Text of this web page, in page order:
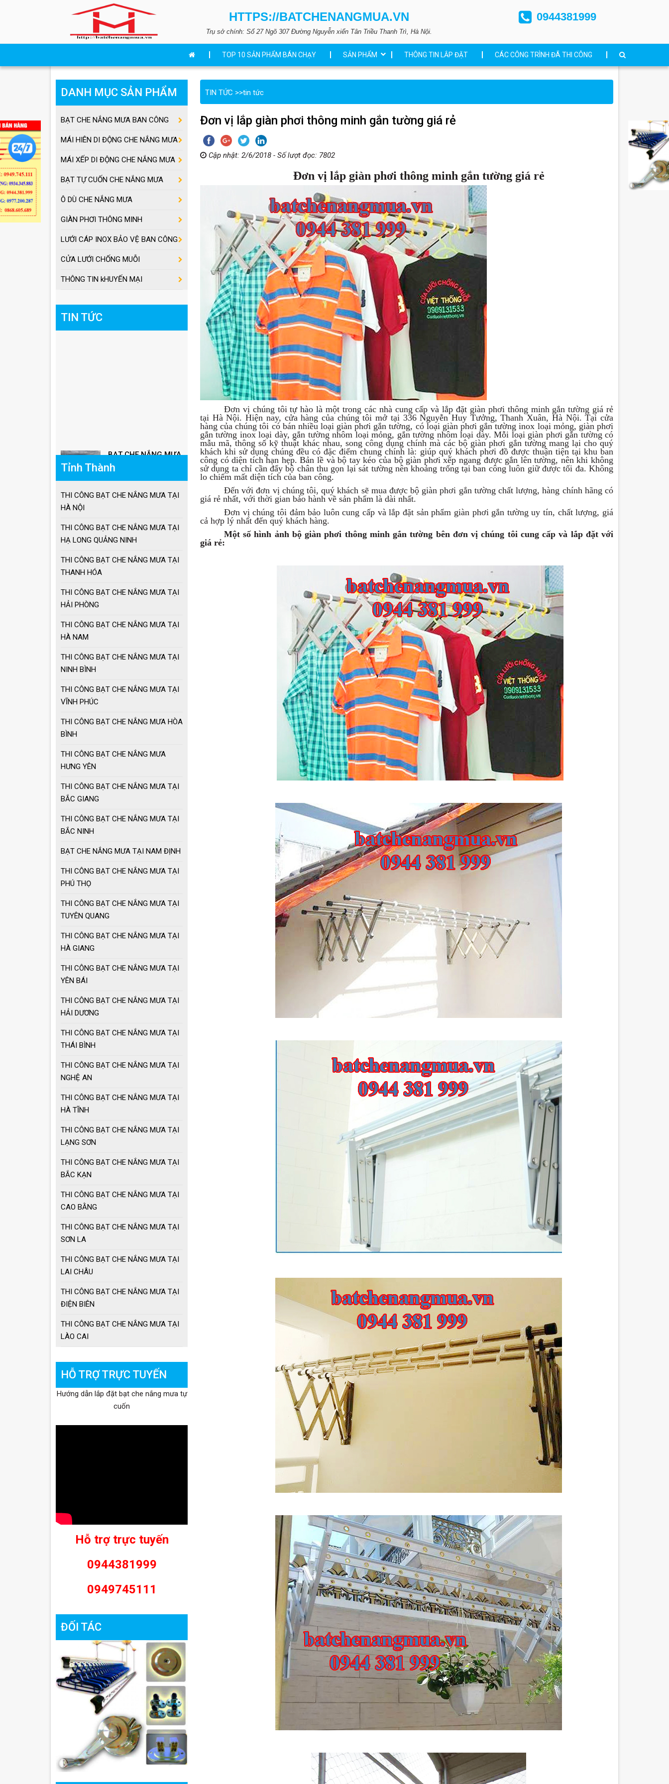
HTTPS://BATCHENANGMUA.VN
Trụ sở chính: Số 27 Ngõ 307 Đường Nguyễn xiển Tân Triều Thanh Trì, Hà Nội.
0944381999
TOP 10 SẢN PHẨM BÁN CHẠY SẢN PHẨM THÔNG TIN LẮP ĐẶT CÁC CÔNG TRÌNH ĐÃ THI CÔNG
TIN TỨC >>tin tức
Đơn vị lắp giàn phơi thông minh gắn tường giá rẻ
Cập nhật: 2/6/2018 - Số lượt đọc: 7802
Đơn vị lắp giàn phơi thông minh gắn tường giá rẻ
Đơn vị chúng tôi tự hào là một trong các nhà cung cấp và lắp đặt giàn phơi thông minh gắn tường giá rẻ
tại Hà Nội. Hiện nay, cửa hàng của chúng tôi mở tại 336 Nguyễn Huy Tưởng, Thanh Xuân, Hà Nội. Tại cửa
hàng của chúng tôi có bán nhiều loại giàn phơi gắn tường, có loại giàn phơi gắn tường inox loại mỏng, giàn phơi
gắn tường inox loại dày, gắn tường nhôm loại mỏng, gắn tường nhôm loại dày. Mỗi loại giàn phơi gắn tường có
mẫu mã, thông số kỹ thuật khác nhau, song công dụng chính mà các bộ giàn phơi gắn tường mang lại cho quý
khách khi sử dụng chúng đều có đặc điểm chung chính là: giúp quý khách phơi đồ được thuận tiện tại khu ban
công có diện tích hạn hẹp. Bản lề và bộ tay kéo của bộ giàn phơi xếp ngang được gắn lên tường, nên khi không
sử dụng ta chỉ cần đẩy bộ chân thu gọn lại sát tường nên khoảng trống tại ban công luôn giữ được tối đa. Không
lo chiếm mất diện tích của ban công.
Đến với đơn vị chúng tôi, quý khách sẽ mua được bộ giàn phơi gắn tường chất lượng, hàng chính hãng có
giá rẻ nhất, với thời gian bảo hành về sản phẩm là dài nhất.
Đơn vị chúng tôi đảm bảo luôn cung cấp và lắp đặt sản phẩm giàn phơi gắn tường uy tín, chất lượng, giá
cả hợp lý nhất đến quý khách hàng.
Một số hình ảnh bộ giàn phơi thông minh gắn tường bên đơn vị chúng tôi cung cấp và lắp đặt với
giá rẻ:
DANH MỤC SẢN PHẨM
BẠT CHE NẮNG MƯA BAN CÔNG
MÁI HIÊN DI ĐỘNG CHE NẮNG MƯA
MÁI XẾP DI ĐỘNG CHE NẮNG MƯA
BẠT TỰ CUỐN CHE NẮNG MƯA
Ô DÙ CHE NẮNG MƯA
GIÀN PHƠI THÔNG MINH
LƯỚI CÁP INOX BẢO VỆ BAN CÔNG
CỬA LƯỚI CHỐNG MUỖI
THÔNG TIN kHUYẾN MẠI
TIN TỨC
Ô lệch tâm giá bao
nhiêu
vuông, lục giác, tròn
Giá ô lệch tâm vuông
nắng mưa
nắng mưa
Ô dù che nắng mưa
THÔNG MINH HOT
NHẤT 2021
Tỉnh Thành
THI CÔNG BẠT CHE NẮNG MƯA TẠI
HÀ NỘI
THI CÔNG BẠT CHE NẮNG MƯA TẠI
HẠ LONG QUẢNG NINH
THI CÔNG BẠT CHE NẮNG MƯA TẠI
THANH HÓA
THI CÔNG BẠT CHE NẮNG MƯA TẠI
HẢI PHÒNG
THI CÔNG BẠT CHE NẮNG MƯA TẠI
HÀ NAM
THI CÔNG BẠT CHE NẮNG MƯA TẠI
NINH BÌNH
THI CÔNG BẠT CHE NẮNG MƯA TẠI
VĨNH PHÚC
THI CÔNG BẠT CHE NẮNG MƯA HÒA
BÌNH
THI CÔNG BẠT CHE NẮNG MƯA
HƯNG YÊN
THI CÔNG BẠT CHE NẮNG MƯA TẠI
BẮC GIANG
THI CÔNG BẠT CHE NẮNG MƯA TẠI
BẮC NINH
BẠT CHE NẮNG MƯA TẠI NAM ĐỊNH
THI CÔNG BẠT CHE NẮNG MƯA TẠI
PHÚ THỌ
THI CÔNG BẠT CHE NẮNG MƯA TẠI
TUYÊN QUANG
THI CÔNG BẠT CHE NẮNG MƯA TẠI
HÀ GIANG
THI CÔNG BẠT CHE NẮNG MƯA TẠI
YÊN BÁI
THI CÔNG BẠT CHE NẮNG MƯA TẠI
HẢI DƯƠNG
THI CÔNG BẠT CHE NẮNG MƯA TẠI
THÁI BÌNH
THI CÔNG BẠT CHE NẮNG MƯA TẠI
NGHỆ AN
THI CÔNG BẠT CHE NẮNG MƯA TẠI
HÀ TĨNH
THI CÔNG BẠT CHE NẮNG MƯA TẠI
LẠNG SƠN
THI CÔNG BẠT CHE NẮNG MƯA TẠI
BẮC KẠN
THI CÔNG BẠT CHE NẮNG MƯA TẠI
CAO BẰNG
THI CÔNG BẠT CHE NẮNG MƯA TẠI
SƠN LA
THI CÔNG BẠT CHE NẮNG MƯA TẠI
LAI CHÂU
THI CÔNG BẠT CHE NẮNG MƯA TẠI
ĐIỆN BIÊN
THI CÔNG BẠT CHE NẮNG MƯA TẠI
LÀO CAI
HỖ TRỢ TRỰC TUYẾN
Hướng dẫn lắp đặt bạt che nắng mưa tự
cuốn
Hỗ trợ trực tuyến
0944381999
0949745111
ĐỐI TÁC